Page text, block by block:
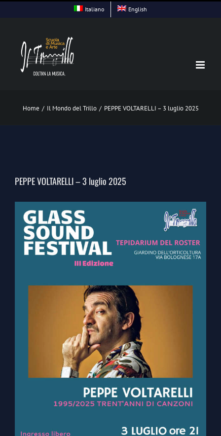
Skip
Italiano English
Home / Il Mondo del Trillo / PEPPE VOLTARELLI – 3 luglio 2025
PEPPE VOLTARELLI – 3 luglio 2025